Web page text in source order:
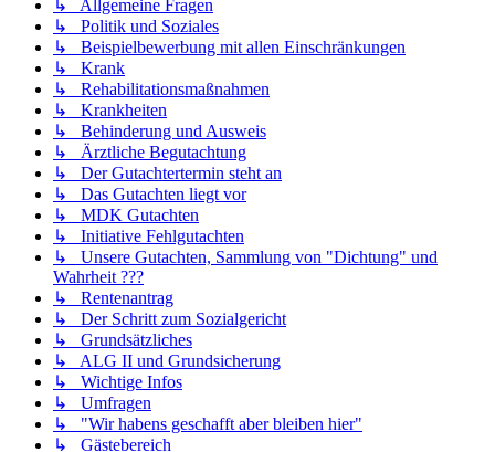
↳ Allgemeine Fragen
↳ Politik und Soziales
↳ Beispielbewerbung mit allen Einschränkungen
↳ Krank
↳ Rehabilitationsmaßnahmen
↳ Krankheiten
↳ Behinderung und Ausweis
↳ Ärztliche Begutachtung
↳ Der Gutachtertermin steht an
↳ Das Gutachten liegt vor
↳ MDK Gutachten
↳ Initiative Fehlgutachten
↳ Unsere Gutachten, Sammlung von "Dichtung" und
Wahrheit ???
↳ Rentenantrag
↳ Der Schritt zum Sozialgericht
↳ Grundsätzliches
↳ ALG II und Grundsicherung
↳ Wichtige Infos
↳ Umfragen
↳ "Wir habens geschafft aber bleiben hier"
↳ Gästebereich